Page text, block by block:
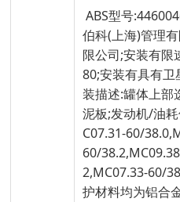
ABS型号
伯科(上海)管理
限公司;安装有
80;安装有具有
装描述:罐体上
泥板;发动机/油
C07.31-60/
60/
2,MC07.33-60/
护材料均为铝合